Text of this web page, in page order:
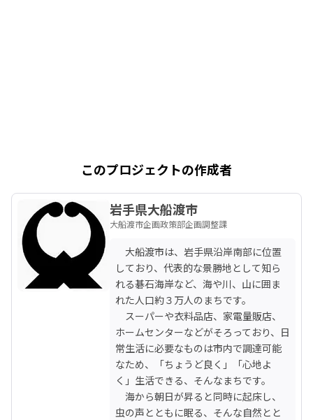
このプロジェクトの作成者
岩手県大船渡市
大船渡市企画政策部企画調整課
大船渡市は、岩手県沿岸南部に位置
しており、代表的な景勝地として知ら
れる碁石海岸など、海や川、山に囲ま
れた人口約３万人のまちです。
スーパーや衣料品店、家電量販店、
ホームセンターなどがそろっており、日
常生活に必要なものは市内で調達可能
なため、「ちょうど良く」「心地よ
く」生活できる、そんなまちです。
海から朝日が昇ると同時に起床し、
虫の声とともに眠る、そんな自然とと